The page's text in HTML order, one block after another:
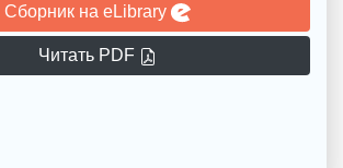
Сборник на eLibrary
Читать PDF